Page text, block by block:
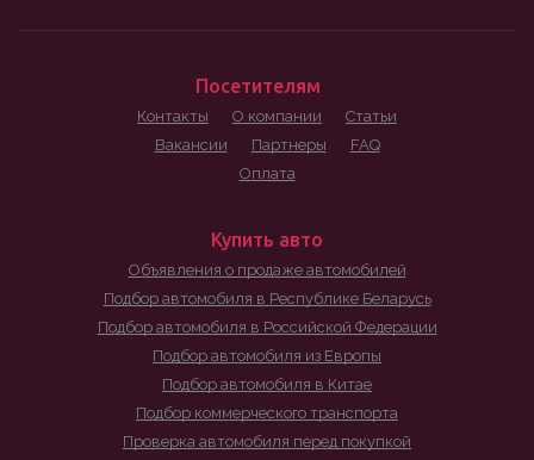
Посетителям
Контакты О компании
Статьи
Вакансии
Партнеры
FAQ
Оплата
Купить авто
Объявления о продаже автомобилей
Подбор автомобиля в Республике Беларусь
Подбор автомобиля в Российской Федерации
Подбор автомобиля из Европы
Подбор автомобиля в Китае
Подбор коммерческого транспорта
Проверка автомобиля перед покупкой